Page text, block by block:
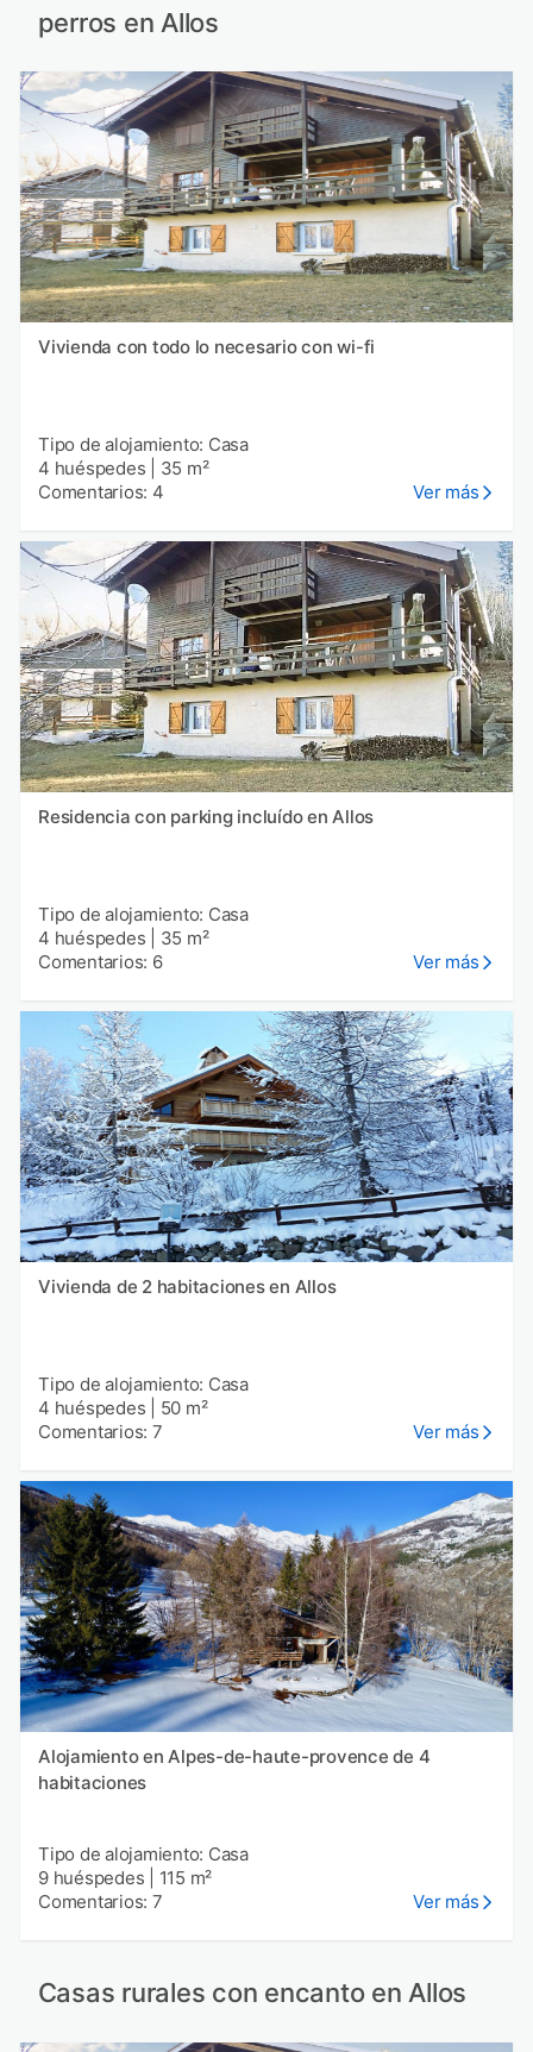
perros en Allos
Vivienda con todo lo necesario con wi-fi
Tipo de alojamiento: Casa
4 huéspedes
35 m²
Comentarios: 4
Ver más
Residencia con parking incluído en Allos
Tipo de alojamiento: Casa
4 huéspedes
35 m²
Comentarios: 6
Ver más
Vivienda de 2 habitaciones en Allos
Tipo de alojamiento: Casa
4 huéspedes
50 m²
Comentarios: 7
Ver más
Alojamiento en Alpes-de-haute-provence de 4
habitaciones
Tipo de alojamiento: Casa
9 huéspedes
115 m²
Comentarios: 7
Ver más
Casas rurales con encanto en Allos